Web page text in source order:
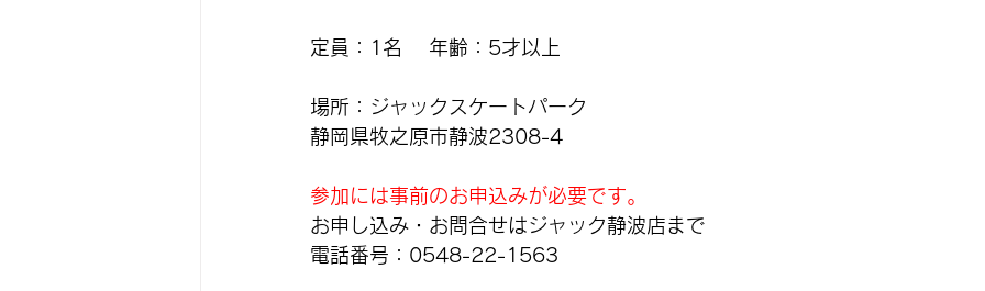
定員：1名 　年齢：5才以上
場所：ジャックスケートパーク
静岡県牧之原市静波2308-4
参加には事前のお申込みが必要です。
お申し込み・お問合せはジャック静波店まで
電話番号：0548-22-1563